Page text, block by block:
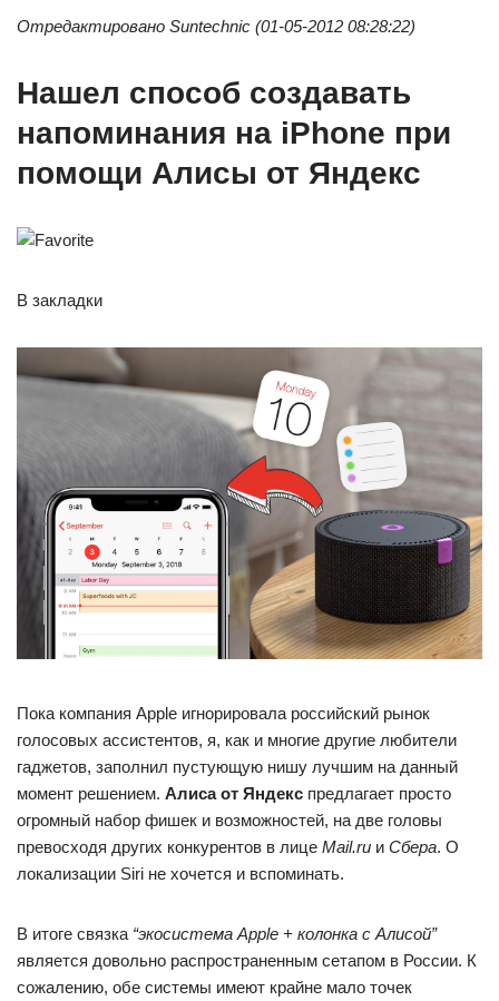
Отредактировано Suntechnic (01-05-2012 08:28:22)
Нашел способ создавать
напоминания на iPhone при
помощи Алисы от Яндекс
В закладки
Пока компания Apple игнорировала российский рынок
голосовых ассистентов, я, как и многие другие любители
гаджетов, заполнил пустующую нишу лучшим на данный
момент решением. Алиса от Яндекс предлагает просто
огромный набор фишек и возможностей, на две головы
превосходя других конкурентов в лице Mail.ru и Сбера. О
локализации Siri не хочется и вспоминать.
В итоге связка “экосистема Apple + колонка с Алисой”
является довольно распространенным сетапом в России. К
сожалению, обе системы имеют крайне мало точек